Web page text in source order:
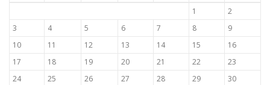
1
2
3
4 5 6 7 8
9
10
11 12 13 14 15
16
17
18 19 20 21 22
23
24
25 26 27 28 29
30